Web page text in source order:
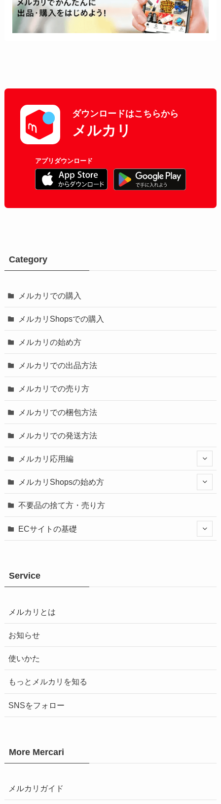
ダウンロードはこちらから
メルカリ
アプリダウンロード
Category
メルカリでの購入
メルカリShopsでの購入
メルカリの始め方
メルカリでの出品方法
メルカリでの売り方
メルカリでの梱包方法
メルカリでの発送方法
メルカリ応用編
メルカリShopsの始め方
不要品の捨て方・売り方
ECサイトの基礎
Service
メルカリとは
お知らせ
使いかた
もっとメルカリを知る
SNSをフォロー
More Mercari
メルカリガイド